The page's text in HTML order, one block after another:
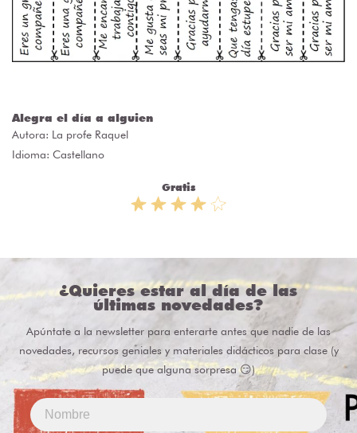
Alegra el día a alguien
Autora: La profe Raquel
Idioma: Castellano
Gratis
¿Quieres estar al día de las
últimas novedades?
Apúntate a la newsletter para enterarte antes que nadie de las
novedades, recursos geniales y materiales didácticos para clase (y
puede que alguna sorpresa 😏)